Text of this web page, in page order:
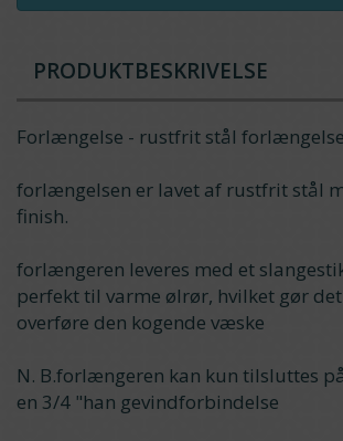
PRODUKTBESKRIVELSE
Forlængelse - rustfrit stål
forlængelsen er lavet af rustfrit stål
finish.
forlængeren leveres med et
perfekt til varme ølrør, hvilket gør
overføre den kogende væske
N. B.forlængeren kan kun tilsluttes
en 3/4 "han gevindforbindelse